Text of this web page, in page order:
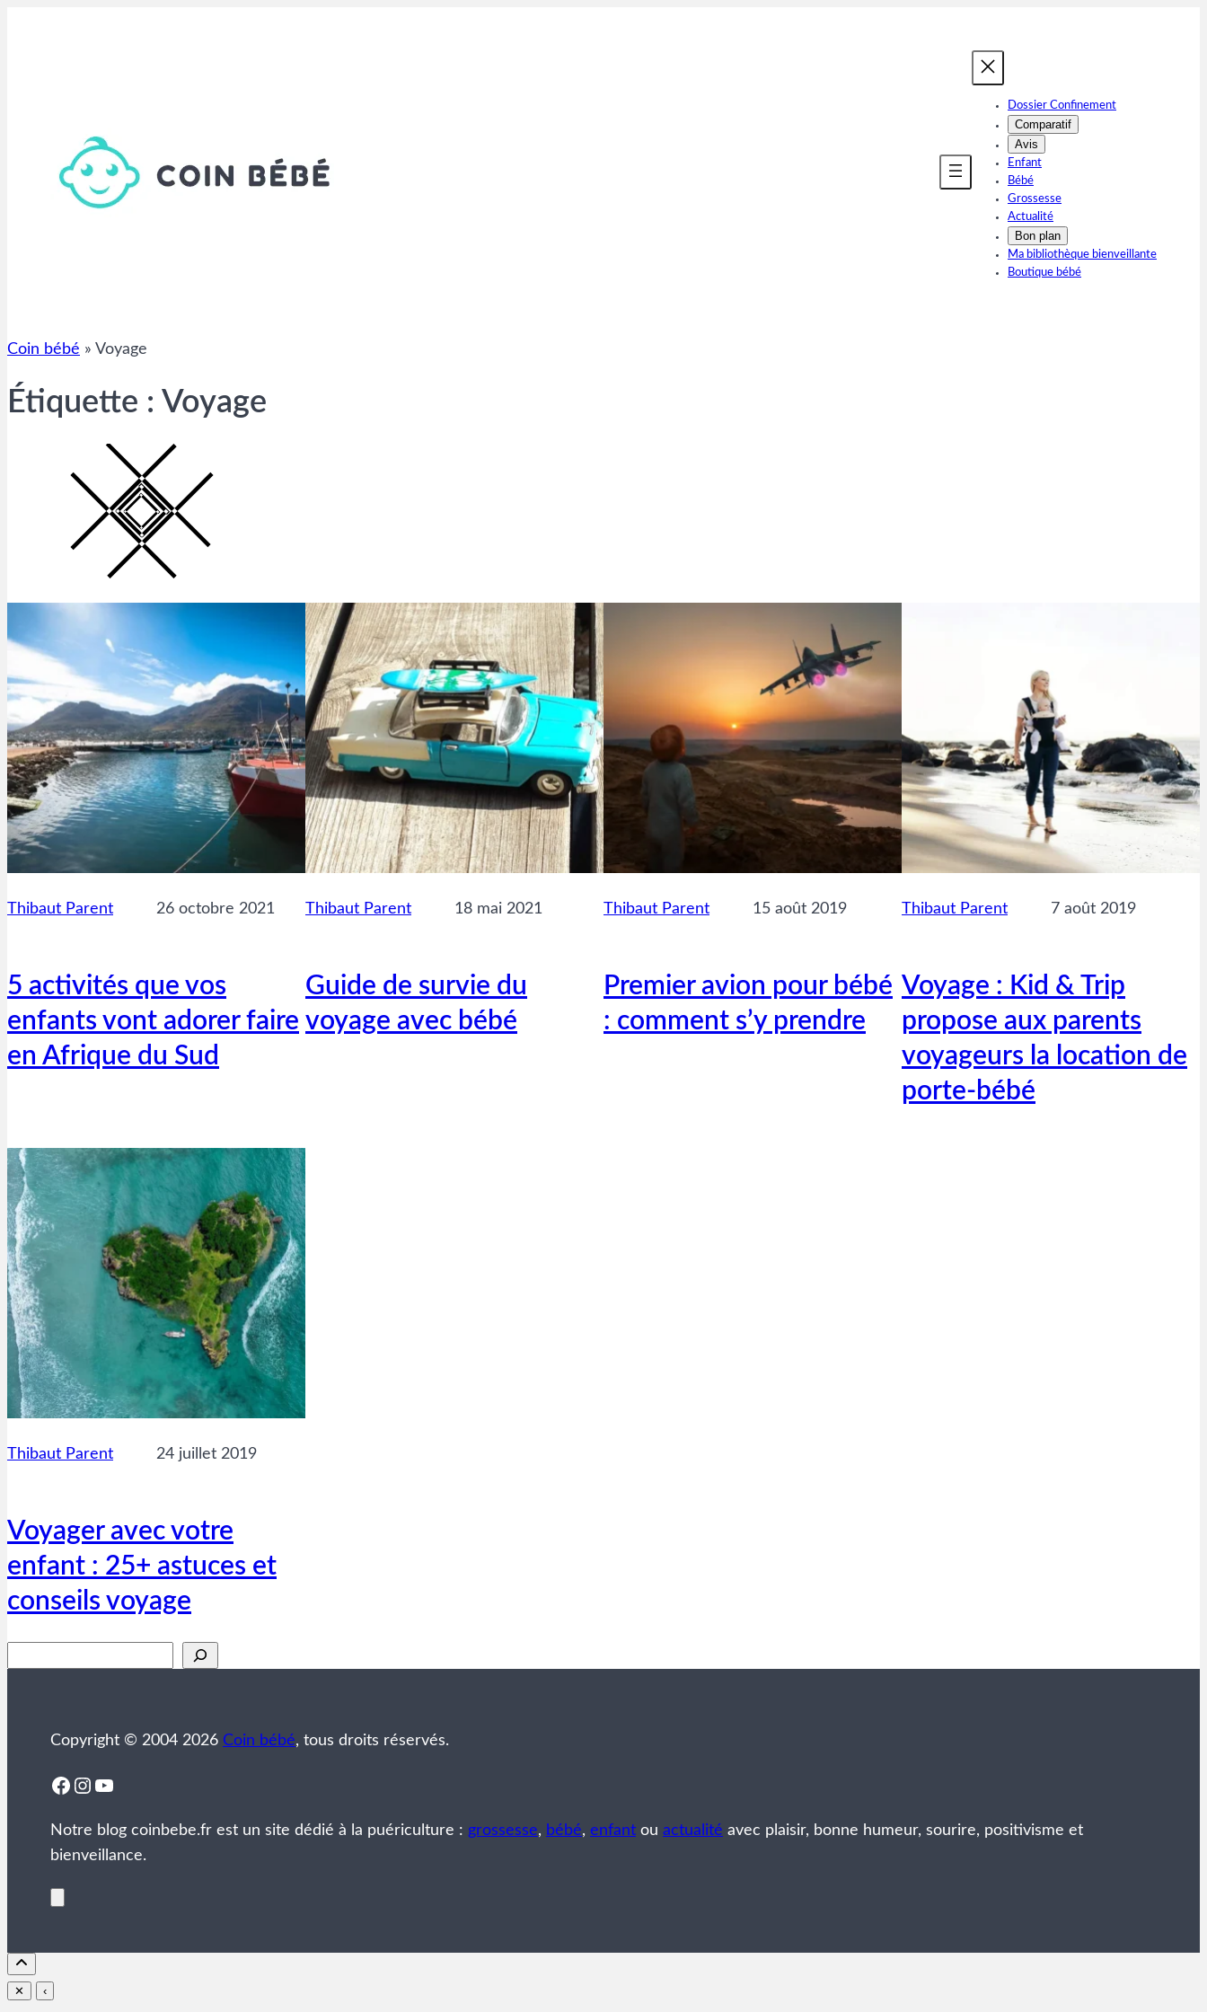
Dossier Confinement
Comparatif
Avis
Enfant
Bébé
Grossesse
Actualité
Bon plan
Ma bibliothèque bienveillante
Boutique bébé
Coin bébé » Voyage
Étiquette : Voyage
Thibaut Parent 26 octobre 2021
5 activités que vos
enfants vont adorer faire
en Afrique du Sud
Thibaut Parent 18 mai 2021
Guide de survie du
voyage avec bébé
Thibaut Parent 15 août 2019
Premier avion pour bébé
: comment s’y prendre
Thibaut Parent 7 août 2019
Voyage : Kid & Trip
propose aux parents
voyageurs la location de
porte-bébé
Thibaut Parent 24 juillet 2019
Voyager avec votre
enfant : 25+ astuces et
conseils voyage
Copyright © 2004 2026 Coin bébé, tous droits réservés.
Facebook
Instagram
YouTube
Notre blog coinbebe.fr est un site dédié à la puériculture : grossesse, bébé, enfant ou actualité avec plaisir, bonne humeur, sourire, positivisme et
bienveillance.
✕ ‹